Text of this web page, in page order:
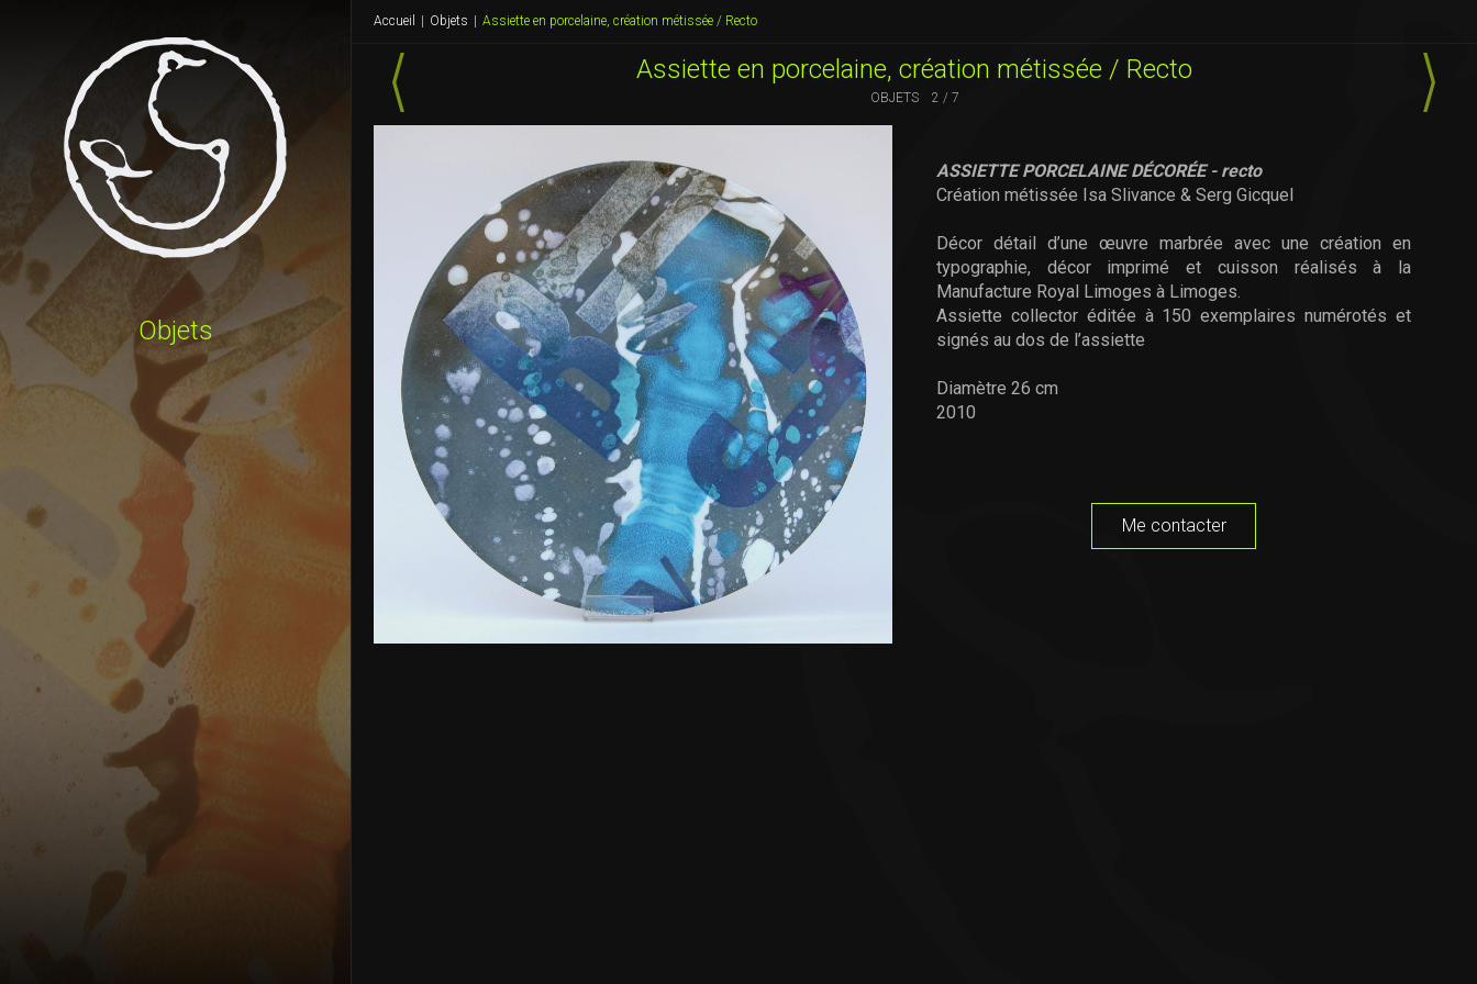
Objets
Accueil Objets Assiette en porcelaine, création métissée / Recto
Assiette en porcelaine, création métissée / Recto
OBJETS 2 / 7
ASSIETTE PORCELAINE DÉCORÉE - recto
Création métissée Isa Slivance & Serg Gicquel
Décor détail d’une œuvre marbrée avec une création en
typographie, décor imprimé et cuisson réalisés à la
Manufacture Royal Limoges à Limoges.
Assiette collector éditée à 150 exemplaires numérotés et
signés au dos de l’assiette
Diamètre 26 cm
2010
Me contacter